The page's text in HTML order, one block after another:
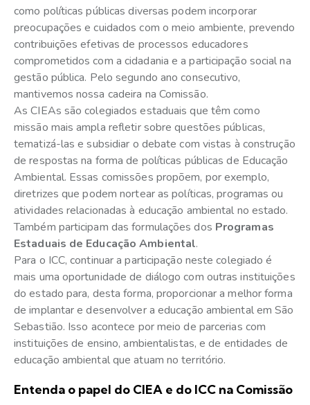
como políticas públicas diversas podem incorporar
preocupações e cuidados com o meio ambiente, prevendo
contribuições efetivas de processos educadores
comprometidos com a cidadania e a participação social na
gestão pública. Pelo segundo ano consecutivo,
mantivemos nossa cadeira na Comissão.
As CIEAs são colegiados estaduais que têm como
missão mais ampla refletir sobre questões públicas,
tematizá-las e subsidiar o debate com vistas à construção
de respostas na forma de políticas públicas de Educação
Ambiental. Essas comissões propõem, por exemplo,
diretrizes que podem nortear as políticas, programas ou
atividades relacionadas à educação ambiental no estado.
Também participam das formulações dos Programas
Estaduais de Educação Ambiental.
Para o ICC, continuar a participação neste colegiado é
mais uma oportunidade de diálogo com outras instituições
do estado para, desta forma, proporcionar a melhor forma
de implantar e desenvolver a educação ambiental em São
Sebastião. Isso acontece por meio de parcerias com
instituições de ensino, ambientalistas, e de entidades de
educação ambiental que atuam no território.
Entenda o papel do CIEA e do ICC na Comissão